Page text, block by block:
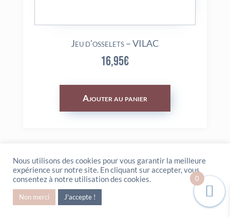
Jeu d’osselets – VILAC
16,95€
Ajouter au panier
Nous utilisons des cookies pour vous garantir la meilleure
expérience sur notre site. En cliquant sur accepter, vous
consentez à notre utilisation des cookies.
Non merci J'accepte !
0